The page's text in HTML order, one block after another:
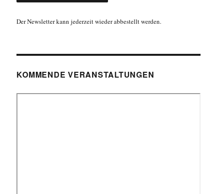
Der Newsletter kann jederzeit wieder abbestellt werden.
KOMMENDE VERANSTALTUNGEN